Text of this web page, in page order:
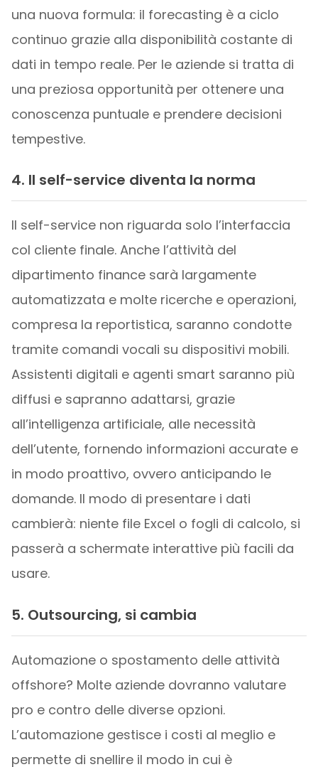
una nuova formula: il forecasting è a ciclo
continuo grazie alla disponibilità costante di
dati in tempo reale. Per le aziende si tratta di
una preziosa opportunità per ottenere una
conoscenza puntuale e prendere decisioni
tempestive.
4. Il self-service diventa la norma
Il self-service non riguarda solo l’interfaccia
col cliente finale. Anche l’attività del
dipartimento finance sarà largamente
automatizzata e molte ricerche e operazioni,
compresa la reportistica, saranno condotte
tramite comandi vocali su dispositivi mobili.
Assistenti digitali e agenti smart saranno più
diffusi e sapranno adattarsi, grazie
all’intelligenza artificiale, alle necessità
dell’utente, fornendo informazioni accurate e
in modo proattivo, ovvero anticipando le
domande. Il modo di presentare i dati
cambierà: niente file Excel o fogli di calcolo, si
passerà a schermate interattive più facili da
usare.
5. Outsourcing, si cambia
Automazione o spostamento delle attività
offshore? Molte aziende dovranno valutare
pro e contro delle diverse opzioni.
L’automazione gestisce i costi al meglio e
permette di snellire il modo in cui è